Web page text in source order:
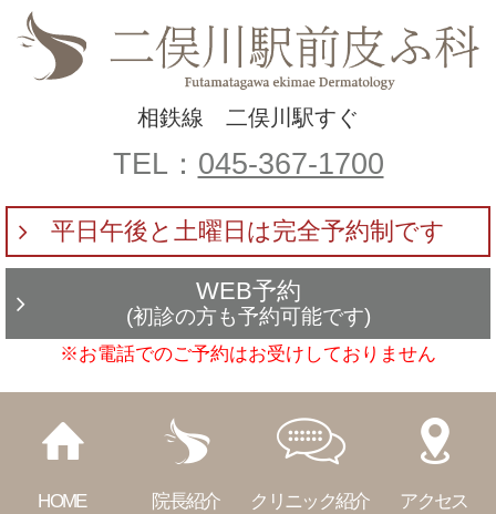
相鉄線 二俣川駅すぐ
TEL： 045-367-1700
平日午後と土曜日は完全予約制です
WEB予約
(初診の方も予約可能です)
※お電話でのご予約はお受けしておりません
HOME 院長紹介 クリニック紹介 アクセス